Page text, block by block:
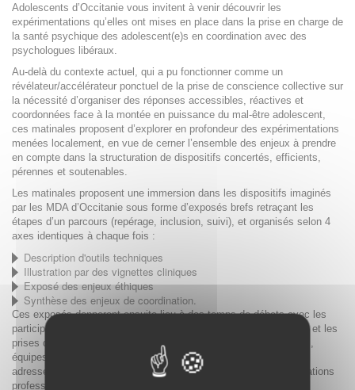
Adolescents d’Occitanie vous invitent à venir découvrir les
expérimentations qu’elles ont mises en place dans la prise en charge de
la santé psychique des adolescent(e)s en coordination avec des
psychologues libéraux.
Au-delà du contexte actuel, qui a pu fonctionner comme un
révélateur/accélérateur ponctuel de la prise de conscience collective sur
la nécessité d’organiser des réponses accessibles, réactives et
coordonnées face à la montée en puissance du mal-être adolescent,
ces matinales proposent d’explorer en profondeur des expérimentations
menées localement, en vue de cerner l’ensemble des enjeux à prendre
en compte dans la structuration de dispositifs concertés, efficients,
pérennes et soutenables.
Les matinales proposent une immersion dans les dispositifs imaginés
par les MDA d’Occitanie sous forme d’exposés brefs retraçant les
étapes d’un parcours (repérage, inclusion, suivi), et organisés selon 4
axes identiques à chaque fois :
Description d'outils techniques
Illustration par des vignettes cliniques
Exposé des enjeux éthiques
Synthèse des enjeux de coordination.
Ces exposés donneront ensuite lieu à des temps de débats avec les
participants, favorisant ainsi la mise en discussion des contenus et les
prises de paroles de l’ensemble des acteurs concernés : usagers,
équipes des MDA, coordinateurs de dispositifs, professionnels
adresseurs/orienteurs, psychologues libéraux, ordres et/ou fédérations
professionnelles, équipes de MDA impliquées dans le dispositif